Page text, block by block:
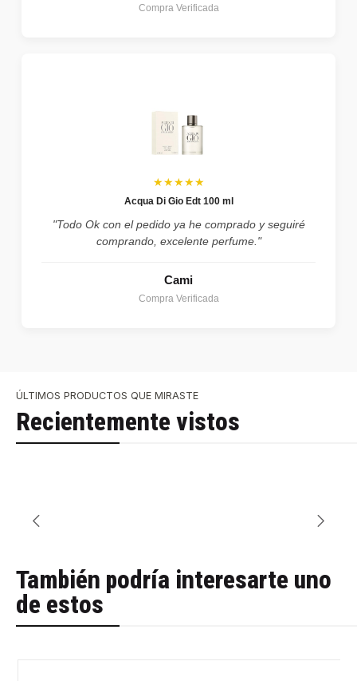
Compra Verificada
★★★★★
Acqua Di Gio Edt 100 ml
"Todo Ok con el pedido ya he comprado y seguiré
comprando, excelente perfume."
Cami
Compra Verificada
ÚLTIMOS PRODUCTOS QUE MIRASTE
Recientemente vistos
También podría interesarte uno
de estos